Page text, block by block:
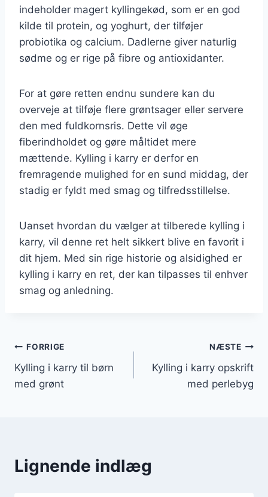
indeholder magert kyllingekød, som er en god
kilde til protein, og yoghurt, der tilføjer
probiotika og calcium. Dadlerne giver naturlig
sødme og er rige på fibre og antioxidanter.
For at gøre retten endnu sundere kan du
overveje at tilføje flere grøntsager eller servere
den med fuldkornsris. Dette vil øge
fiberindholdet og gøre måltidet mere
mættende. Kylling i karry er derfor en
fremragende mulighed for en sund middag, der
stadig er fyldt med smag og tilfredsstillelse.
Uanset hvordan du vælger at tilberede kylling i
karry, vil denne ret helt sikkert blive en favorit i
dit hjem. Med sin rige historie og alsidighed er
kylling i karry en ret, der kan tilpasses til enhver
smag og anledning.
Indlægsnavigation
FORRIGE
Kylling i karry til børn
med grønt
NÆSTE
Kylling i karry opskrift
med perlebyg
Lignende indlæg